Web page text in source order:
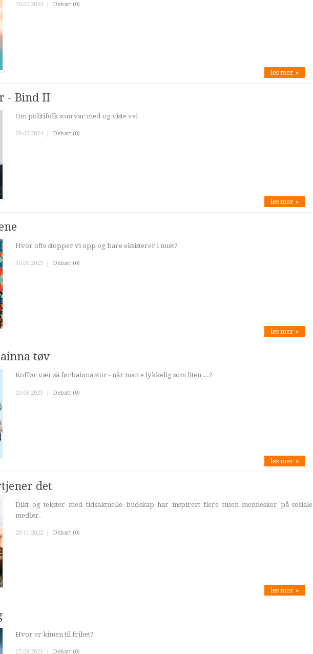
20.02.2024 | Debatt (0)
les mer »
- Bind II
Om politifolk som var med og viste vei
20.02.2024 Debatt (0)
les mer »
Hvor ofte stopper vi opp og bare eksisterer i nuet?
30.06.2023 | Debatt (0)
les mer »
tøv
Koffør vær så førbainna stor - når man e lykkelig som liten ...?
20.06.2023 | Debatt (0)
les mer »
det
Dikt og tekster med tidsaktuelle budskap har inspirert flere tusen mennesker på sosiale
medier.
29.11.2022 Debatt (0)
les mer »
Hvor er kimen til frihet?
27.08.2021 | Debatt (0)